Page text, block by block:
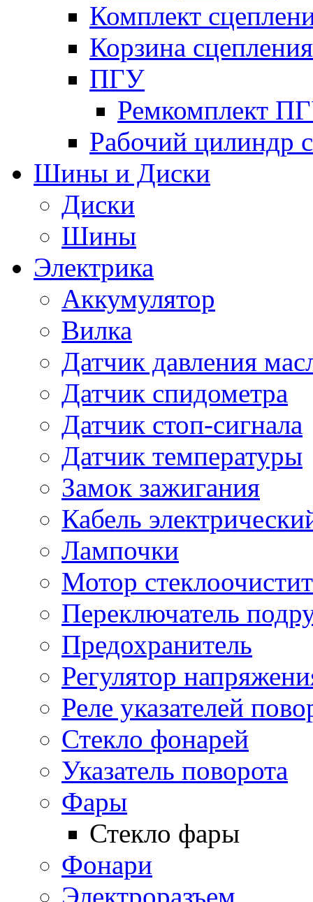
Комплект
Корзина сцепления
ПГУ
Ремкомплект
Рабочий цилиндр
Шины и Диски
Диски
Шины
Электрика
Аккумулятор
Вилка
Датчик давления
Датчик спидометра
Датчик стоп-сигнала
Датчик температуры
Замок зажигания
Кабель
Лампочки
Мотор
Переключатель
Предохранитель
Регулятор
Реле указателей
Стекло фонарей
Указатель поворота
Фары
Стекло фары
Фонари